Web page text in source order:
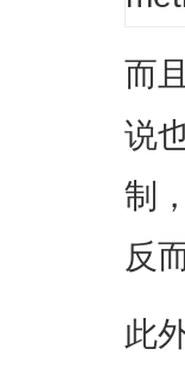
而
说
制
反
此